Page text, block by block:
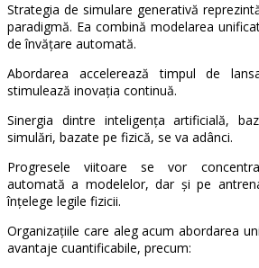
Strategia de simulare generativă
paradigmă. Ea combină modelarea
de învățare automată.
Abordarea accelerează timpul de
stimulează inovația continuă.
Sinergia dintre inteligența artificială,
simulări, bazate pe fizică, se va adânci.
Progresele viitoare se vor
automată a modelelor, dar și pe
înțelege legile fizicii.
Organizațiile care aleg acum abordarea
avantaje cuantificabile, precum: